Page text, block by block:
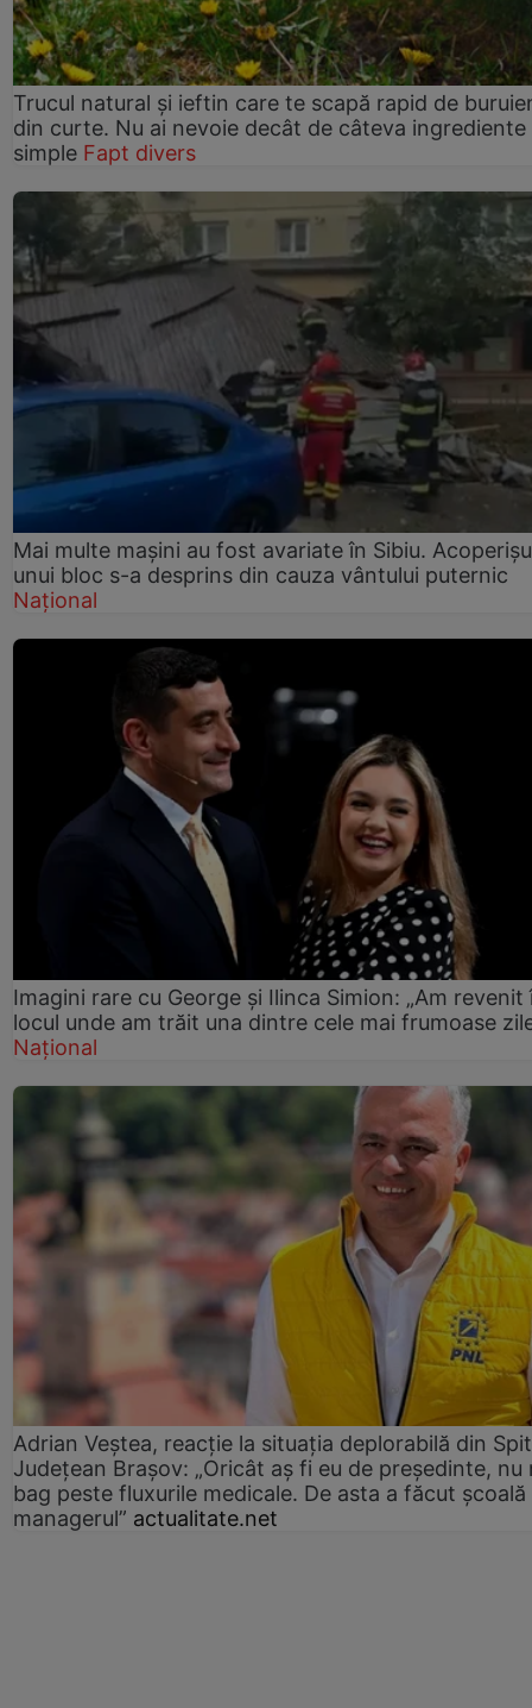
Trucul natural și ieftin care te scapă rapid de
din curte. Nu ai nevoie decât de câteva ingrediente
simple Fapt divers
Mai multe mașini au fost avariate în Sibiu.
unui bloc s-a desprins din cauza vântului puternic
Național
Imagini rare cu George și Ilinca Simion: „Am revenit
locul unde am trăit una dintre cele mai frumoase
Național
Adrian Veștea, reacție la situația deplorabilă din
Județean Brașov: „Oricât aș fi eu de președinte, nu
bag peste fluxurile medicale. De asta a făcut școală
managerul” actualitate.net